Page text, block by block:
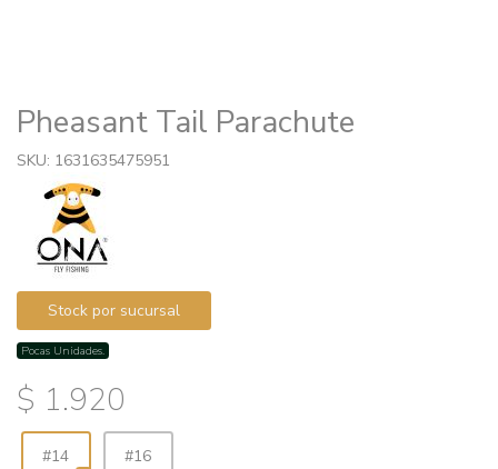
Pheasant Tail Parachute
SKU: 1631635475951
Stock por sucursal
Pocas Unidades.
$ 1.920
#14 #16